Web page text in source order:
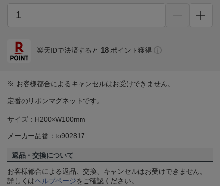
楽天IDで決済すると 18 ポイント獲得
※ お客様都合によるキャンセルはお受けできません。
定番のリボンマグネットです。
サイズ：H200×W100mm
メーカー品番：to902817
返品・交換について
お客様都合による返品、交換、キャンセルはお受けできません。
詳しくはヘルプページをご確認ください。